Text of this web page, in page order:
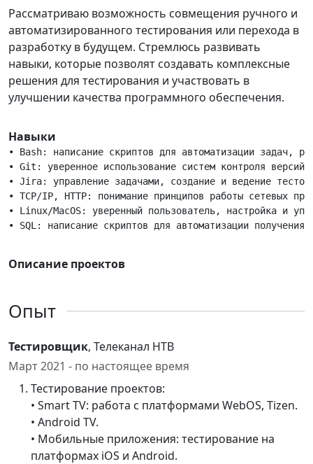
Рассматриваю возможность совмещения ручного и
автоматизированного тестирования или перехода в
разработку в будущем. Стремлюсь развивать
навыки, которые позволят создавать комплексные
решения для тестирования и участвовать в
улучшении качества программного обеспечения.
Навыки
• Bash: написание скриптов для автоматизации задач,
• Git: уверенное использование систем контроля
• Jira: управление задачами, создание и ведение
• TCP/IP, HTTP: понимание принципов работы сетевых
• Linux/MacOS: уверенный пользователь, настройка и
Описание проектов
Опыт
Тестировщик, Телеканал НТВ
Март 2021 - по настоящее время
Тестирование проектов:
• Smart TV: работа с платформами WebOS, Tizen.
• Android TV.
• Мобильные приложения: тестирование на
платформах iOS и Android.